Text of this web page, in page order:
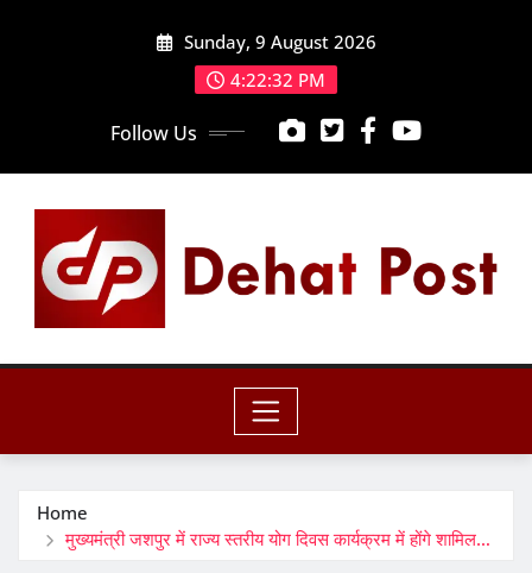
Sunday, 9 August 2026
4:22:34 PM
Follow Us
Home
मुख्यमंत्री जशपुर में राज्य स्तरीय योग दिवस कार्यक्रम में होंगे शामिल…